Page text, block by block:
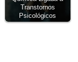
Transtornos
Psicológicos